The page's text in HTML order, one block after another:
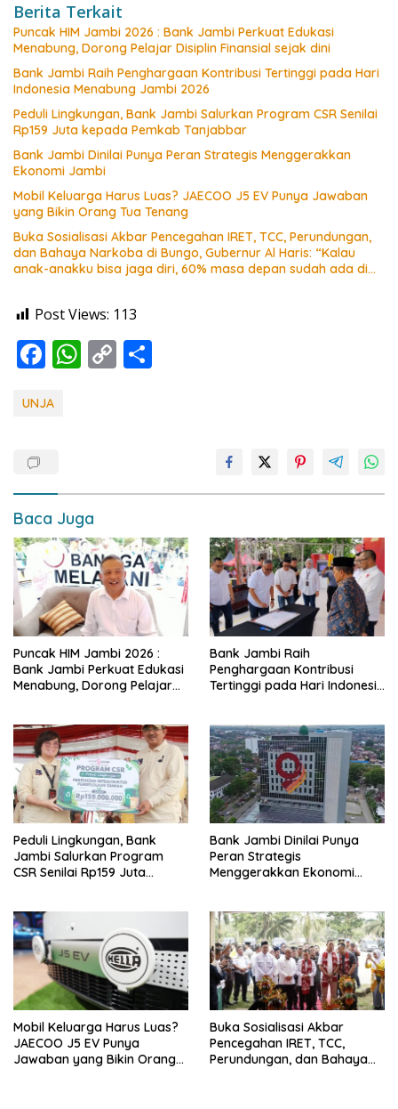
Berita Terkait
Puncak HIM Jambi 2026 : Bank Jambi Perkuat Edukasi
Menabung, Dorong Pelajar Disiplin Finansial sejak dini
Bank Jambi Raih Penghargaan Kontribusi Tertinggi pada Hari
Indonesia Menabung Jambi 2026
Peduli Lingkungan, Bank Jambi Salurkan Program CSR Senilai
Rp159 Juta kepada Pemkab Tanjabbar
Bank Jambi Dinilai Punya Peran Strategis Menggerakkan
Ekonomi Jambi
Mobil Keluarga Harus Luas? JAECOO J5 EV Punya Jawaban
yang Bikin Orang Tua Tenang
Buka Sosialisasi Akbar Pencegahan IRET, TCC, Perundungan,
dan Bahaya Narkoba di Bungo, Gubernur Al Haris: “Kalau
anak-anakku bisa jaga diri, 60% masa depan sudah ada di
Post Views: 113
F
e
o
k
W
p
p
C
n
UNJA
Baca Juga
Puncak HIM Jambi 2026 :
Bank Jambi Perkuat Edukasi
Menabung, Dorong Pelajar
Bank Jambi Raih
Penghargaan Kontribusi
Tertinggi pada Hari Indonesia
Peduli Lingkungan, Bank
Jambi Salurkan Program
CSR Senilai Rp159 Juta
Bank Jambi Dinilai Punya
Peran Strategis
Menggerakkan Ekonomi
Mobil Keluarga Harus Luas?
JAECOO J5 EV Punya
Jawaban yang Bikin Orang
Buka Sosialisasi Akbar
Pencegahan IRET, TCC,
Perundungan, dan Bahaya